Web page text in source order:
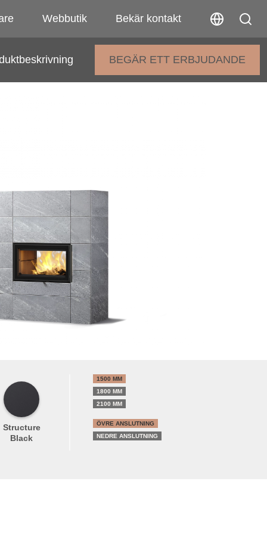
Webbutik Bekär kontakt
BEGÄR ETT ERBJUDANDE
Structure
Black
1500 MM
1800 MM
2100 MM
ÖVRE ANSLUTNING
NEDRE ANSLUTNING